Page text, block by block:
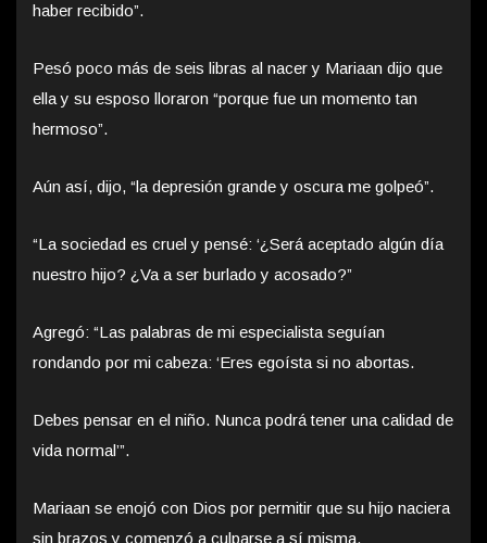
haber recibido”.
Pesó poco más de seis libras al nacer y Mariaan dijo que
ella y su esposo lloraron “porque fue un momento tan
hermoso”.
Aún así, dijo, “la depresión grande y oscura me golpeó”.
“La sociedad es cruel y pensé: ‘¿Será aceptado algún día
nuestro hijo? ¿Va a ser burlado y acosado?”
Agregó: “Las palabras de mi especialista seguían
rondando por mi cabeza: ‘Eres egoísta si no abortas.
Debes pensar en el niño. Nunca podrá tener una calidad de
vida normal’”.
Mariaan se enojó con Dios por permitir que su hijo naciera
sin brazos y comenzó a culparse a sí misma.